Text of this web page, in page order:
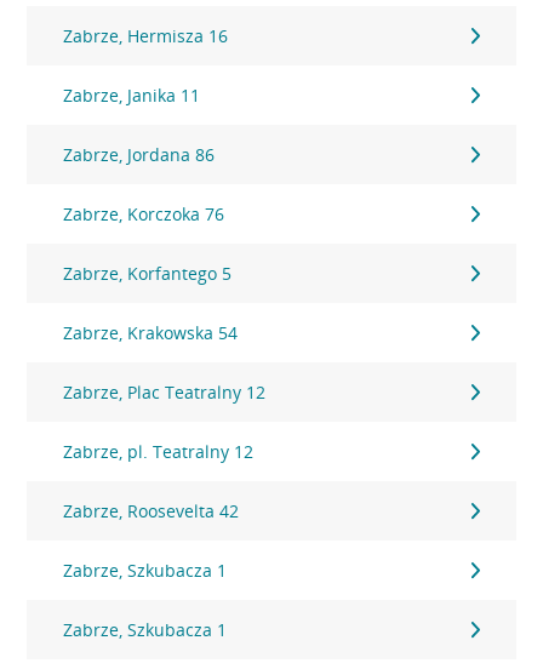
Zabrze, Hermisza 16
Zabrze, Janika 11
Zabrze, Jordana 86
Zabrze, Korczoka 76
Zabrze, Korfantego 5
Zabrze, Krakowska 54
Zabrze, Plac Teatralny 12
Zabrze, pl. Teatralny 12
Zabrze, Roosevelta 42
Zabrze, Szkubacza 1
Zabrze, Szkubacza 1